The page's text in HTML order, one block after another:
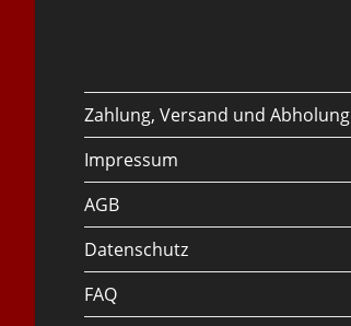
Zahlung, Versand und Abholung
Impressum
AGB
Datenschutz
FAQ